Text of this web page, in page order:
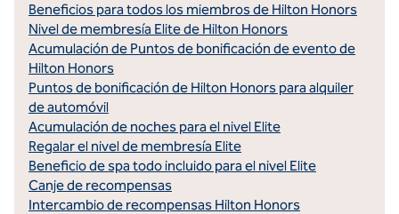
Beneficios para todos los miembros de Hilton Honors
Nivel de membresía Elite de Hilton Honors
Acumulación de Puntos de bonificación de evento de
Hilton Honors
Puntos de bonificación de Hilton Honors para alquiler
de automóvil
Acumulación de noches para el nivel Elite
Regalar el nivel de membresía Elite
Beneficio de spa todo incluido para el nivel Elite
Canje de recompensas
Intercambio de recompensas Hilton Honors